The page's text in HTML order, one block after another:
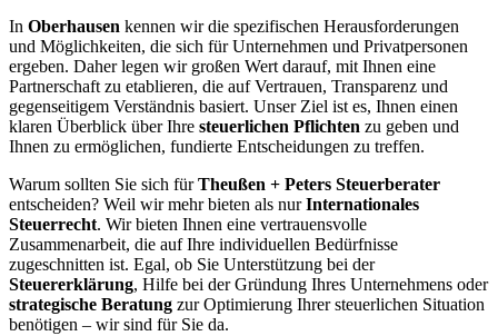
In Oberhausen kennen wir die spezifischen Herausforderungen
und Möglichkeiten, die sich für Unternehmen und Privatpersonen
ergeben. Daher legen wir großen Wert darauf, mit Ihnen eine
Partnerschaft zu etablieren, die auf Vertrauen, Transparenz und
gegenseitigem Verständnis basiert. Unser Ziel ist es, Ihnen einen
klaren Überblick über Ihre steuerlichen Pflichten zu geben und
Ihnen zu ermöglichen, fundierte Entscheidungen zu treffen.
Warum sollten Sie sich fürTheußen + Peters Steuerberater
entscheiden? Weil wir mehr bieten als nurInternationales
Steuerrecht. Wir bieten Ihnen eine vertrauensvolle
Zusammenarbeit, die auf Ihre individuellen Bedürfnisse
zugeschnitten ist. Egal, ob Sie Unterstützung bei der
Steuererklärung, Hilfe bei der Gründung Ihres Unternehmens oder
strategische Beratung zur Optimierung Ihrer steuerlichen Situation
benötigen – wir sind für Sie da.